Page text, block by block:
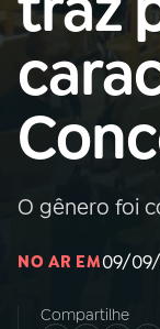
01INÍCIO
02A RÁDIO
03
O gênero foi
NO AR EM09/09/
Compartilhe